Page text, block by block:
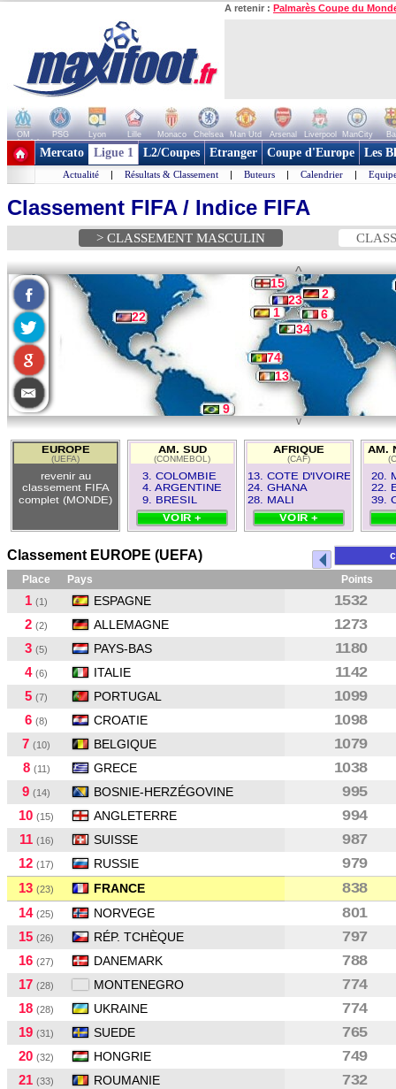
A retenir : Palmarès Coupe du
OM PSG Lyon Lille Monaco Chelsea Man Utd Arsenal Liverpool ManCity
+ de clubs
Mercato Ligue 1 L2/Coupes Etranger Coupe d'Europe Les
Actualité | Résultats & Classement | Buteurs | Calendrier |
Classement FIFA / Indice FIFA
> CLASSEMENT MASCULIN
^
v
22
15
23
2
1
6
12
9
13
74
34
EUROPE
(UEFA)
revenir au
classement FIFA
complet (MONDE)
AM. SUD
(CONMEBOL)
3. COLOMBIE
4. ARGENTINE
9. BRESIL
VOIR +
AFRIQUE
(CAF)
13. COTE D'IVOIRE
24. GHANA
28. MALI
VOIR +
AM.
20.
22.
39.
Classement EUROPE (UEFA)
Place
Pays Points
1 (1) ESPAGNE
1532
2 (2) ALLEMAGNE
1273
3 (5) PAYS-BAS
1180
4 (6) ITALIE
1142
5 (7) PORTUGAL
1099
6 (8) CROATIE
1098
7 (10) BELGIQUE
1079
8 (11) GRECE
1038
9 (14) BOSNIE-HERZÉGOVINE
995
10 (15) ANGLETERRE
994
11 (16) SUISSE
987
12 (17) RUSSIE
979
13 (23) FRANCE
838
14 (25) NORVEGE
801
15 (26) RÉP. TCHÈQUE
797
16 (27) DANEMARK
788
17 (28) MONTENEGRO
774
18 (28) UKRAINE
774
19 (31) SUEDE
765
20 (32) HONGRIE
749
21 (33) ROUMANIE
732